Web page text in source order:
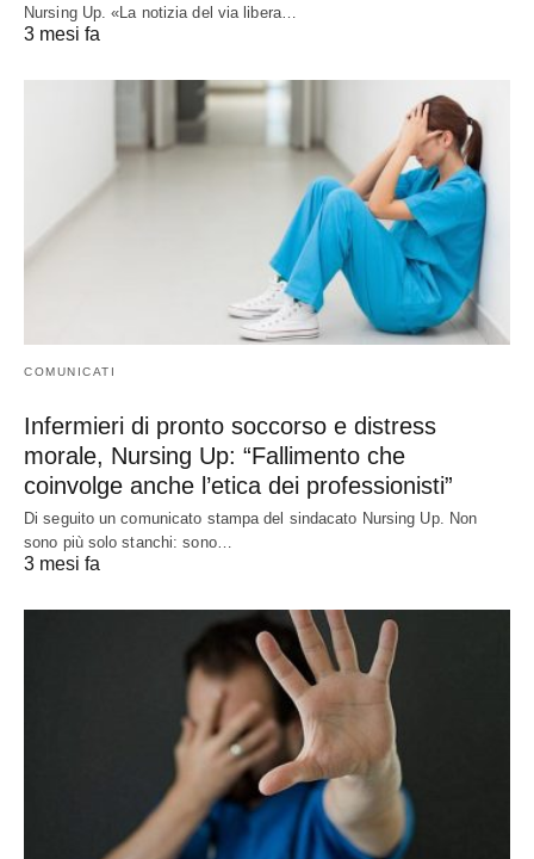
Nursing Up. «La notizia del via libera…
3 mesi fa
COMUNICATI
Infermieri di pronto soccorso e distress
morale, Nursing Up: “Fallimento che
coinvolge anche l’etica dei professionisti”
Di seguito un comunicato stampa del sindacato Nursing Up. Non
sono più solo stanchi: sono…
3 mesi fa